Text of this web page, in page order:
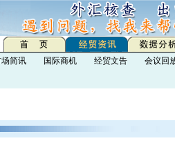
简讯 国际商机 经贸文告
会议回